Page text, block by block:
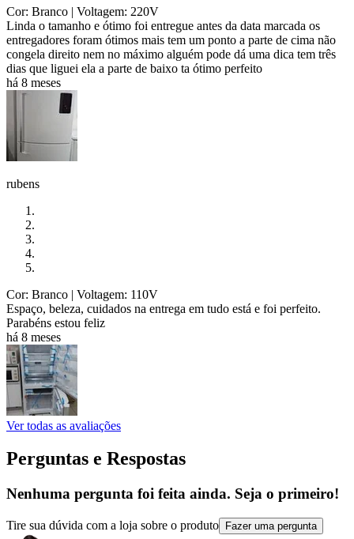
Cor: Branco | Voltagem: 220V
Linda o tamanho e ótimo foi entregue antes da data marcada os
entregadores foram ótimos mais tem um ponto a parte de cima não
congela direito nem no máximo alguém pode dá uma dica tem três
dias que liguei ela a parte de baixo ta ótimo perfeito
há 8 meses
rubens
Cor: Branco | Voltagem: 110V
Espaço, beleza, cuidados na entrega em tudo está e foi perfeito.
Parabéns estou feliz
há 8 meses
Ver todas as avaliações
Perguntas e Respostas
Nenhuma pergunta foi feita ainda. Seja o primeiro!
Tire sua dúvida com a loja sobre o produto Fazer uma pergunta